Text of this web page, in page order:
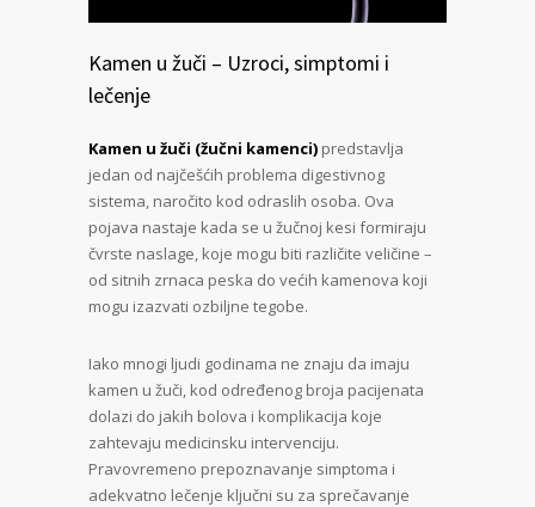
Kamen u žuči – Uzroci, simptomi i
lečenje
Kamen u žuči (žučni kamenci) predstavlja
jedan od najčešćih problema digestivnog
sistema, naročito kod odraslih osoba. Ova
pojava nastaje kada se u žučnoj kesi formiraju
čvrste naslage, koje mogu biti različite veličine –
od sitnih zrnaca peska do većih kamenova koji
mogu izazvati ozbiljne tegobe.
Iako mnogi ljudi godinama ne znaju da imaju
kamen u žuči, kod određenog broja pacijenata
dolazi do jakih bolova i komplikacija koje
zahtevaju medicinsku intervenciju.
Pravovremeno prepoznavanje simptoma i
adekvatno lečenje ključni su za sprečavanje